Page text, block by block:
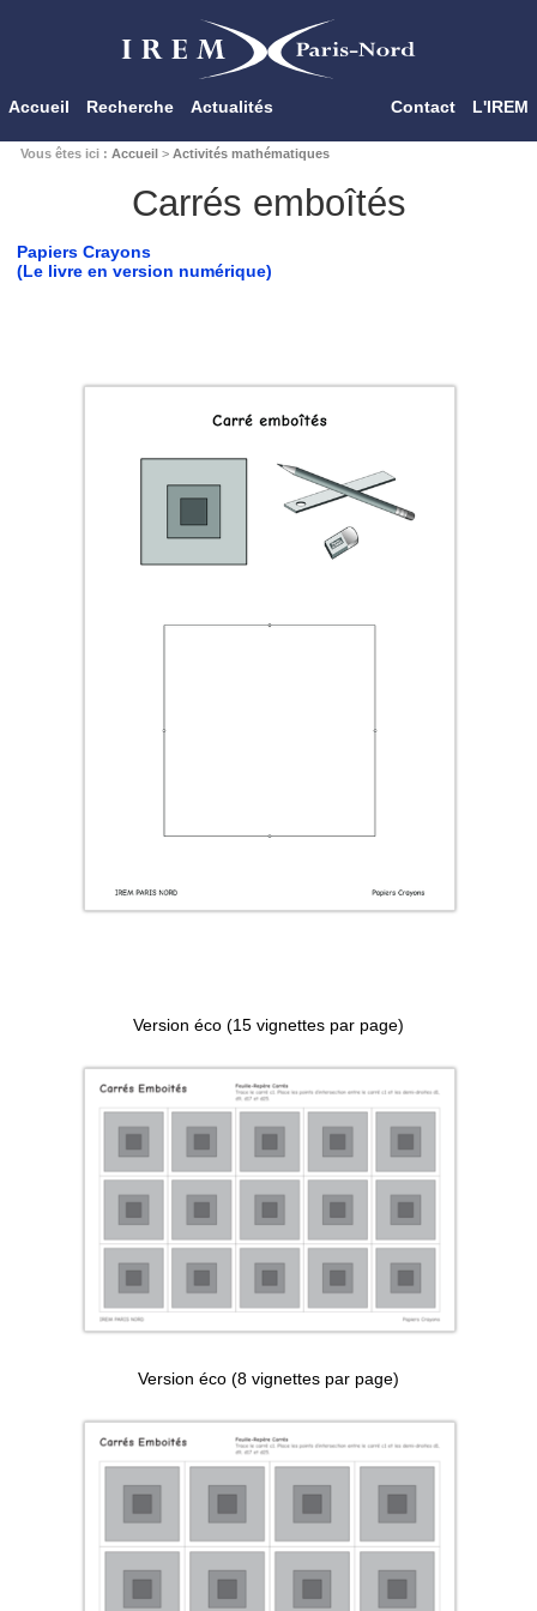
Accueil Recherche Actualités Contact L'IREM
Vous êtes ici : Accueil> Activités mathématiques
Carrés emboîtés
Papiers Crayons
(Le livre en version numérique)
Version éco (15 vignettes par page)
Version éco (8 vignettes par page)